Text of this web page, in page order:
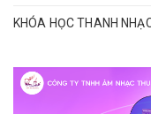
KHÓA HỌC THANH